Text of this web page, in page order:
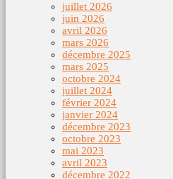
juillet 2026
juin 2026
avril 2026
mars 2026
décembre 2025
mars 2025
octobre 2024
juillet 2024
février 2024
janvier 2024
décembre 2023
octobre 2023
mai 2023
avril 2023
décembre 2022